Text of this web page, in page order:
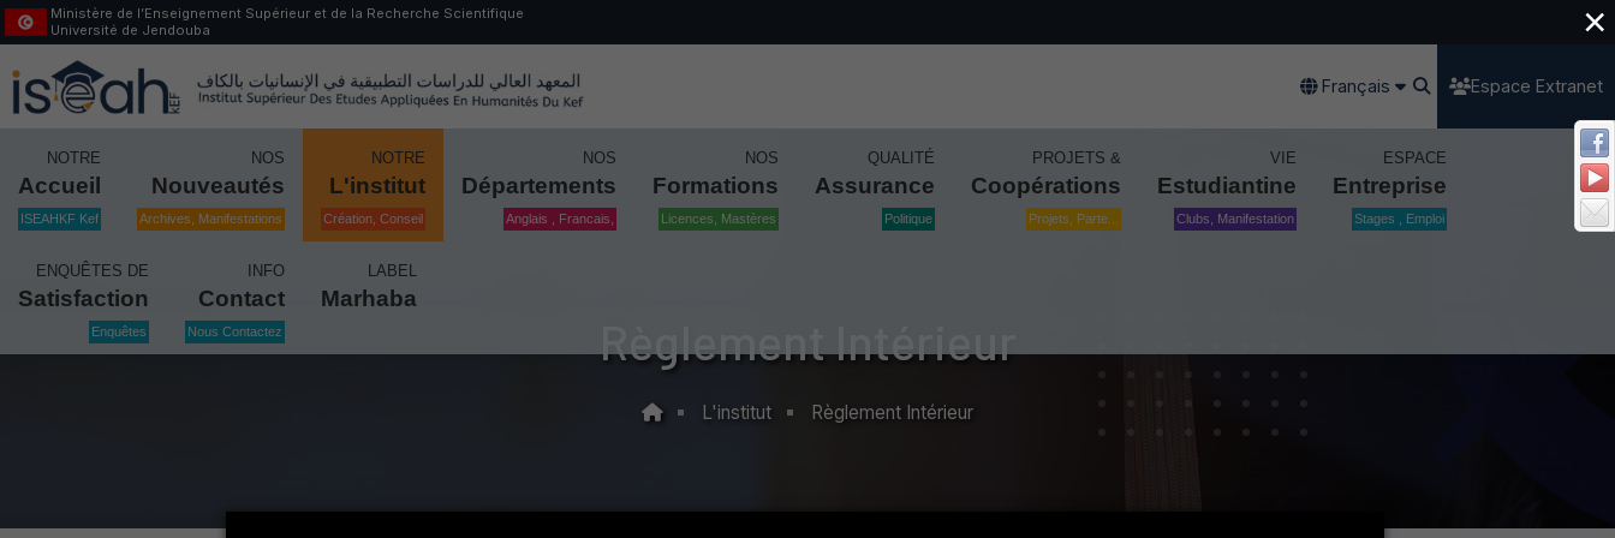
Ministère de l’Enseignement Supérieur et de la Recherche Scientifique
Université de Jendouba
Français Espace Extranet
NOTRE
Accueil
ISEAHKF Kef
NOS
Nouveautés
Archives, Manifestations
NOTRE
L'institut
Création, Conseil
NOS
Départements
Anglais , Francais,
NOS
Formations
Licences, Mastères
QUALITÉ
Assurance
Politique
PROJETS &
Coopérations
Projets, Parte...
VIE
Estudiantine
Clubs, Manifestation
ESPACE
Entreprise
Stages , Emploi
ENQUÊTES DE
Satisfaction
Enquêtes
INFO
Contact
Nous Contactez
LABEL
Marhaba
Règlement Intérieur
L'institut Règlement Intérieur
×